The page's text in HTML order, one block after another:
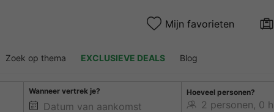
Mijn favorieten
Zoek op thema EXCLUSIEVE DEALS Blog
Wanneer vertrek je? Hoeveel personen?